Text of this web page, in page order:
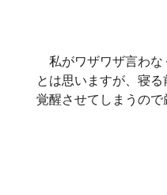
私がワザワザ言わな
とは思いますが、寝
覚醒させてしまうので